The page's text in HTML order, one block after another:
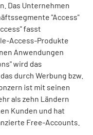
Das Unternehmen
"Access"
fasst
Access-Produkte
Anwendungen
wird das
durch Werbung bzw.
ist mit seinen
als zehn Ländern
Kunden und hat
Free-Accounts.